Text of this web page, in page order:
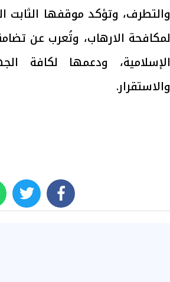
والتطرف، وتؤكد موقفها الثابت
لمكافحة الارهاب، وتُعرب عن
الإسلامية، ودعمها لكافة
والاستقرار.